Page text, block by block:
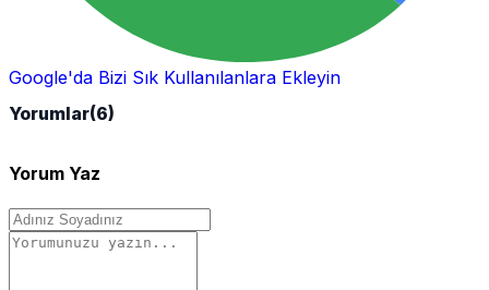
Google'da Bizi Sık Kullanılanlara Ekleyin
Yorumlar(6)
Yorum Yaz